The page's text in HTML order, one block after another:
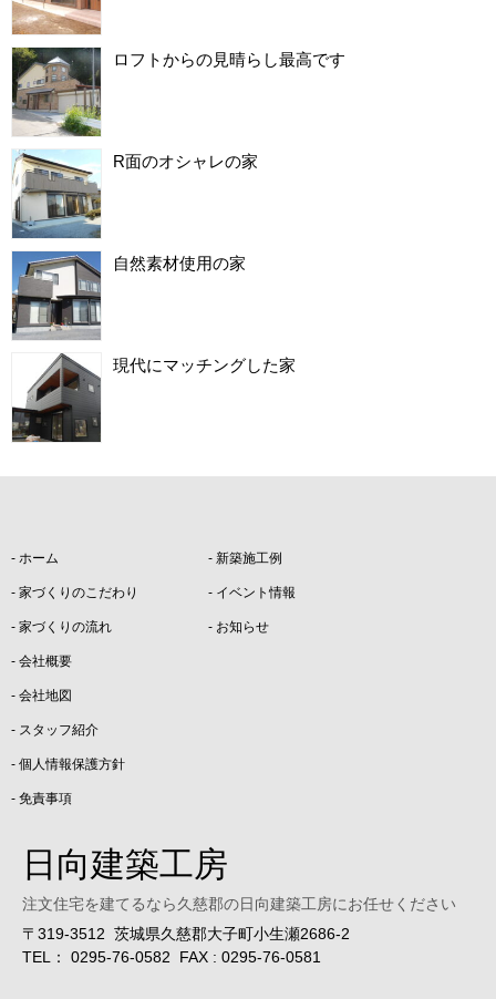
ロフトからの見晴らし最高です
R面のオシャレの家
自然素材使用の家
現代にマッチングした家
ホーム
家づくりのこだわり
家づくりの流れ
新築施工例
イベント情報
お知らせ
会社概要
会社地図
スタッフ紹介
個人情報保護方針
免責事項
日向建築工房
注文住宅を建てるなら久慈郡の日向建築工房にお任せください
〒319-3512 茨城県久慈郡大子町小生瀬2686-2
TEL： 0295-76-0582 FAX : 0295-76-0581